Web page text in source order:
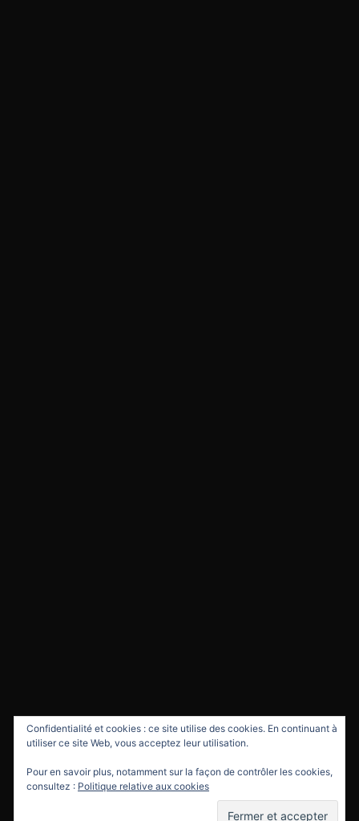
Confidentialité et cookies : ce site utilise des cookies. En continuant à
utiliser ce site Web, vous acceptez leur utilisation.
Pour en savoir plus, notamment sur la façon de contrôler les cookies,
consultez : Politique relative aux cookies